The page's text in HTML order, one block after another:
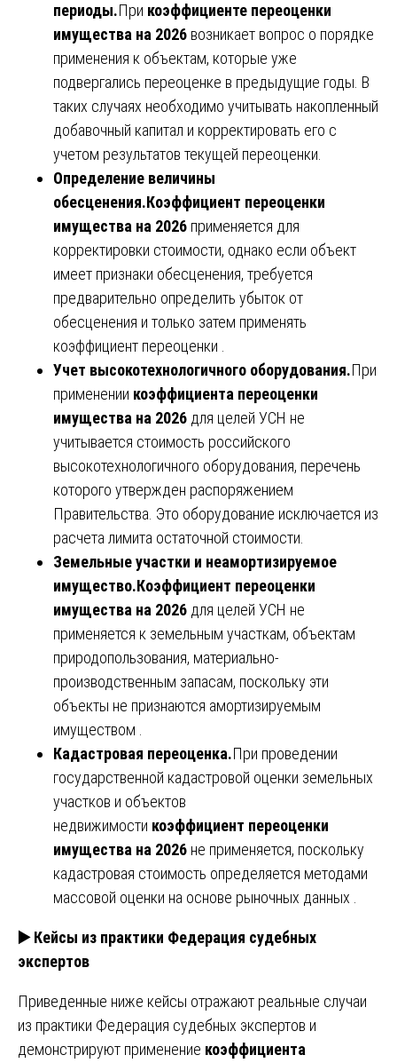
периоды.При коэффициенте переоценки
имущества на 2026 возникает вопрос о порядке
применения к объектам, которые уже
подвергались переоценке в предыдущие годы. В
таких случаях необходимо учитывать накопленный
добавочный капитал и корректировать его с
учетом результатов текущей переоценки.
Определение величины
обесценения.Коэффициент переоценки
имущества на 2026 применяется для
корректировки стоимости, однако если объект
имеет признаки обесценения, требуется
предварительно определить убыток от
обесценения и только затем применять
коэффициент переоценки .
Учет высокотехнологичного оборудования.При
применении коэффициента переоценки
имущества на 2026 для целей УСН не
учитывается стоимость российского
высокотехнологичного оборудования, перечень
которого утвержден распоряжением
Правительства. Это оборудование исключается из
расчета лимита остаточной стоимости.
Земельные участки и неамортизируемое
имущество.Коэффициент переоценки
имущества на 2026 для целей УСН не
применяется к земельным участкам, объектам
природопользования, материально-
производственным запасам, поскольку эти
объекты не признаются амортизируемым
имуществом .
Кадастровая переоценка.При проведении
государственной кадастровой оценки земельных
участков и объектов
недвижимости коэффициент переоценки
имущества на 2026 не применяется, поскольку
кадастровая стоимость определяется методами
массовой оценки на основе рыночных данных .
▶️Кейсы из практики Федерация судебных
экспертов
Приведенные ниже кейсы отражают реальные случаи
из практики Федерация судебных экспертов и
демонстрируют применение коэффициента